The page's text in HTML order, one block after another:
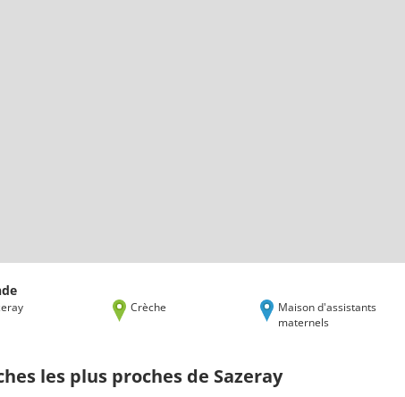
Crèche
Maison d'assistants
maternels
les plus proches de Sazeray